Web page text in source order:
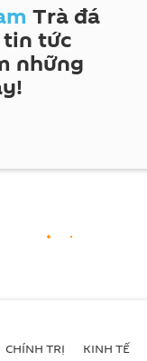
Trà đá
tin tức
những
CHÍNH TRỊ KINH TẾ